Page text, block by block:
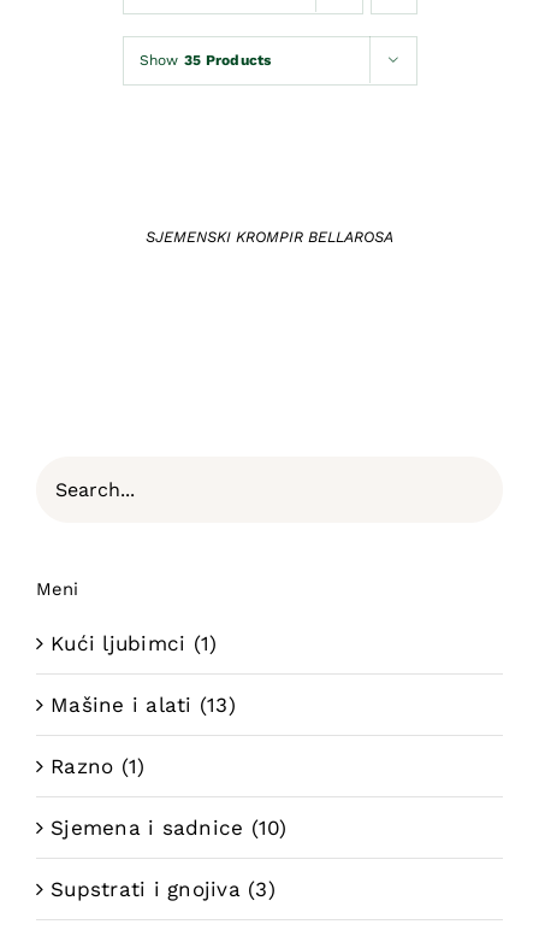
Kontakt
Show 35 Products
SJEMENSKI KROMPIR BELLAROSA
Meni
Kući ljubimci (1)
Mašine i alati (13)
Razno (1)
Sjemena i sadnice (10)
Supstrati i gnojiva (3)